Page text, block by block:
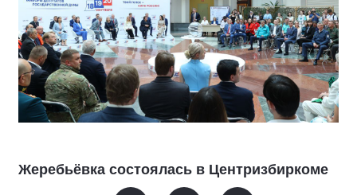
Жеребьёвка состоялась в Центризбиркоме